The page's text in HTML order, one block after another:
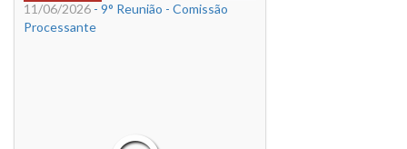
11/06/2026 - 9° Reunião - Comissão
Processante